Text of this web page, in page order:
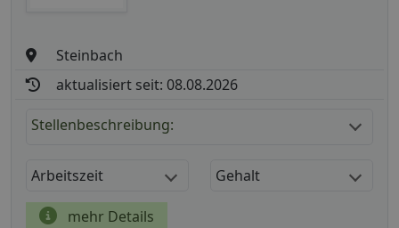
Steinbach
aktualisiert seit: 08.08.2026
Stellenbeschreibung:
Arbeitszeit Gehalt
mehr Details